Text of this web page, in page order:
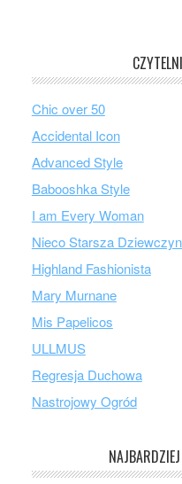
Chic over 50
Accidental Icon
Advanced Style
Babooshka Style
I am Every Woman
Nieco Starsza
Highland Fashionista
Mary Murnane
Mis Papelicos
ULLMUS
Regresja Duchowa
Nastrojowy Ogród